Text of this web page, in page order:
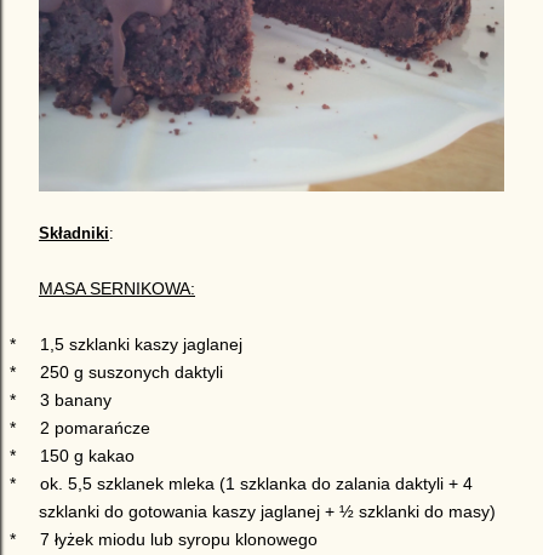
Składniki:
MASA SERNIKOWA:
*
1,5 szklanki kaszy jaglanej
*
250 g suszonych daktyli
*
3 banany
*
2 pomarańcze
*
150 g kakao
*
ok. 5,5 szklanek mleka (1 szklanka do zalania daktyli + 4
szklanki do gotowania kaszy jaglanej + ½ szklanki do masy)
*
7 łyżek miodu lub syropu klonowego